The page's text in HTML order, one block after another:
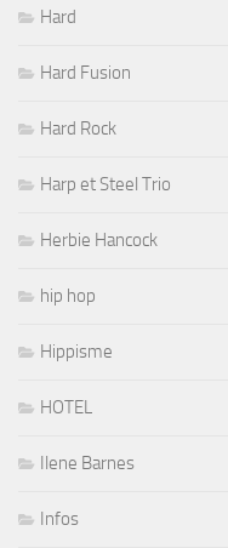
Hard
Hard Fusion
Hard Rock
Harp et Steel Trio
Herbie Hancock
hip hop
Hippisme
HOTEL
Ilene Barnes
Infos